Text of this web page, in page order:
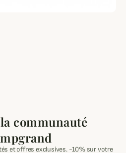
communauté
et offres exclusives. -10% sur votre